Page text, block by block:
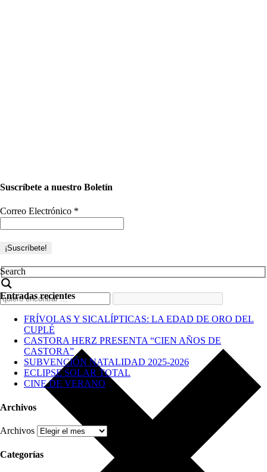
Suscríbete a nuestro Boletín
Correo Electrónico *
Search
Entradas recientes
FRÍVOLAS Y SICALÍPTICAS: LA EDAD DE ORO DEL
CUPLÉ
CASTORA HERZ PRESENTA “CIEN AÑOS DE
CASTORA”
SUBVENCIÓN NATALIDAD 2025-2026
ECLIPSE SOLAR TOTAL
CINE DE VERANO
Archivos
Archivos
Categorías